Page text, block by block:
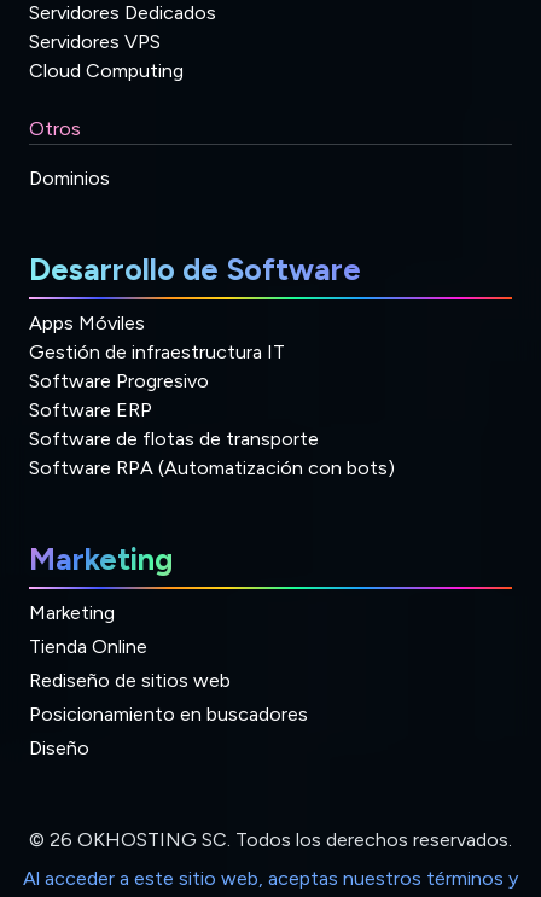
Servidores Dedicados
Servidores VPS
Cloud Computing
Otros
Dominios
Desarrollo de Software
Apps Móviles
Gestión de infraestructura IT
Software Progresivo
Software ERP
Software de flotas de transporte
Software RPA (Automatización con bots)
Marketing
Marketing
Tienda Online
Rediseño de sitios web
Posicionamiento en buscadores
Diseño
© 26 OKHOSTING SC. Todos los derechos reservados.
Al acceder a este sitio web, aceptas nuestros términos y